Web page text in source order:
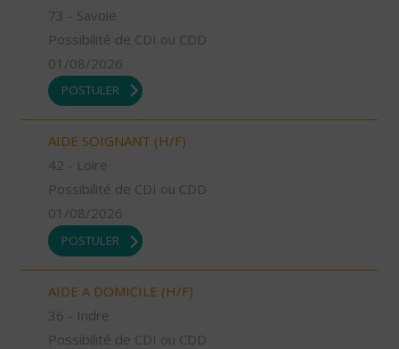
73 - Savoie
Possibilité de CDI ou CDD
01/08/2026
POSTULER
AIDE SOIGNANT (H/F)
42 - Loire
Possibilité de CDI ou CDD
01/08/2026
POSTULER
AIDE A DOMICILE (H/F)
36 - Indre
Possibilité de CDI ou CDD